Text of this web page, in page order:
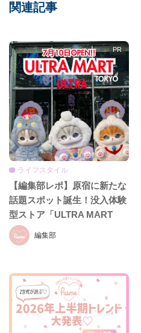
関連記事
編集部
ライフスタイル
【編集部レポ】原宿に新たな
話題スポット誕生！没入体験
型ストア「ULTRA MART
TOKYO」